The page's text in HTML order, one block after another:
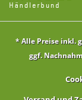
* Alle Preise inkl.
ggf.